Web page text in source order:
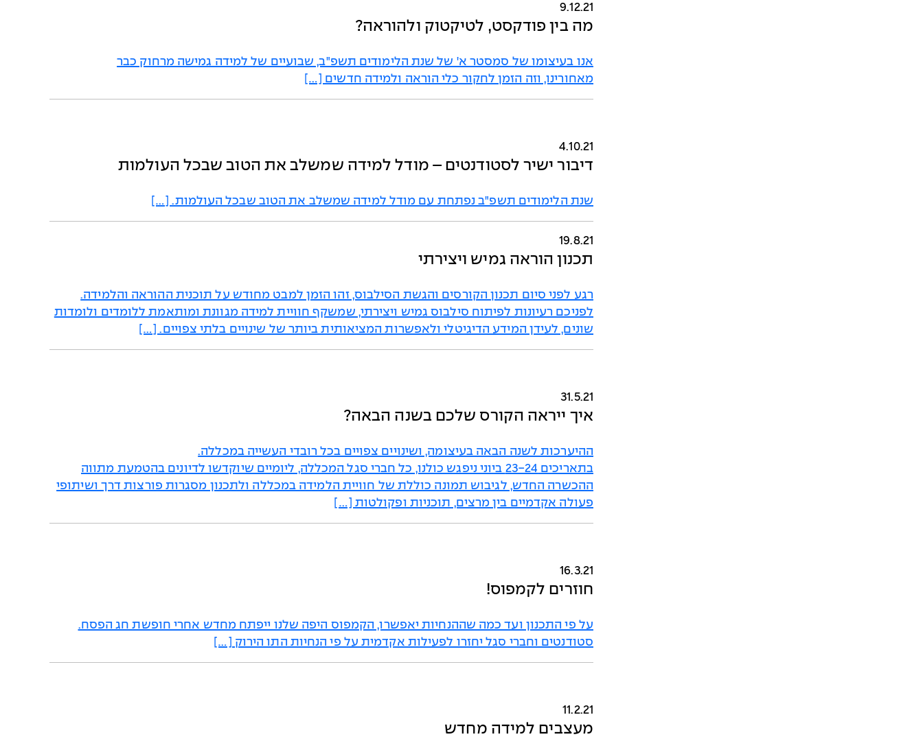
9.12.21
מה בין פודקסט, לטיקטוק ולהוראה?
אנו בעיצומו של סמסטר א' של שנת הלימודים תשפ"ב, שבועיים של למידה גמישה מרחוק כבר
מאחורינו, וזה הזמן לחקור כלי הוראה ולמידה חדשים […]
4.10.21
דיבור ישיר לסטודנטים – מודל למידה שמשלב את הטוב שבכל העולמות
שנת הלימודים תשפ"ב נפתחת עם מודל למידה שמשלב את הטוב שבכל העולמות. […]
19.8.21
תכנון הוראה גמיש ויצירתי
רגע לפני סיום תכנון הקורסים והגשת הסילבוס, זהו הזמן למבט מחודש על תוכנית ההוראה והלמידה.
לפניכם רעיונות לפיתוח סילבוס גמיש ויצירתי, שמשקף חוויית למידה מגוונת ומותאמת ללומדים ולומדות
שונים, לעידן המידע הדיגיטלי ולאפשרות המציאותית ביותר של שינויים בלתי צפויים. […]
31.5.21
איך ייראה הקורס שלכם בשנה הבאה?
ההיערכות לשנה הבאה בעיצומה, ושינויים צפויים בכל רובדי העשייה במכללה.
בתאריכים 23-24 ביוני ניפגש כולנו, כל חברי סגל המכללה, ליומיים שיוקדשו לדיונים בהטמעת מתווה
ההכשרה החדש, לגיבוש תמונה כוללת של חוויית הלמידה במכללה ולתכנון מסגרות פורצות דרך ושיתופי
פעולה אקדמיים בין מרצים, תוכניות ופקולטות […]
16.3.21
חוזרים לקמפוס!
על פי התכנון ועד כמה שההנחיות יאפשרו, הקמפוס היפה שלנו ייפתח מחדש אחרי חופשת חג הפסח.
סטודנטים וחברי סגל יחזרו לפעילות אקדמית על פי הנחיות התו הירוק […]
11.2.21
מעצבים למידה מחדש